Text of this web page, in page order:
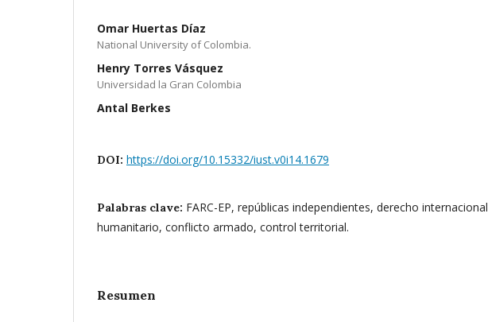
Omar Huertas Díaz
National University of Colombia.
Henry Torres Vásquez
Universidad la Gran Colombia
Antal Berkes
DOI: https://doi.org/10.15332/iust.v0i14.1679
Palabras clave: FARC-EP, repúblicas independientes, derecho internacional
humanitario, conflicto armado, control territorial.
Resumen